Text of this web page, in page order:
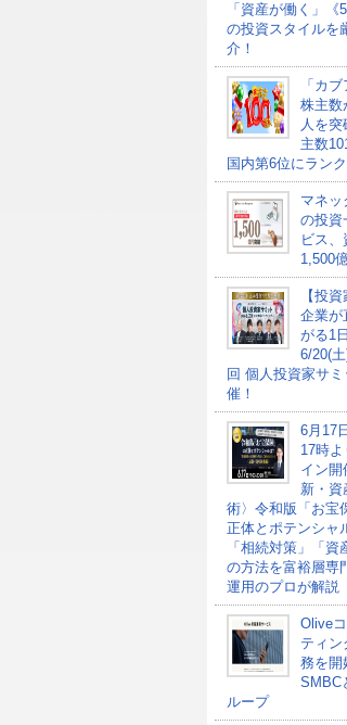
「資産が働く」《5
の投資スタイルを
介！
「カブ
株主数
人を突
主数
国内第6位にラン
マネッ
の投資
ビス、
1,500
【投
企業が
がる1日
6/20(
回 個人投資家サミ
催！
6月17
17時よ
イン開
新・資
術〉令和版「お宝
正体とポテンシャ
「相続対策」「資
の方法を富裕層専
運用のプロが解説
Olive
ティン
務を開
SMBC
ループ